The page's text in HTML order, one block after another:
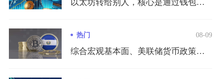
以太坊转给别人，核心是通过钱包发起链上转账，流程为准备钱包与...
热门 08-09
综合宏观基本面、美联储货币政策、马来西亚本土经济数据以及币圈...